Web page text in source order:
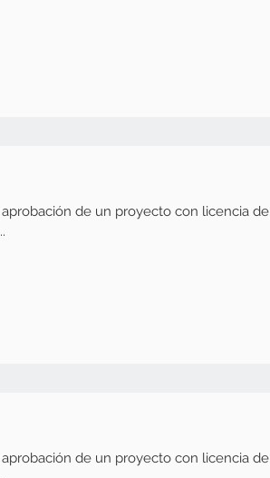
de un proyecto con licencia de
de un proyecto con licencia de